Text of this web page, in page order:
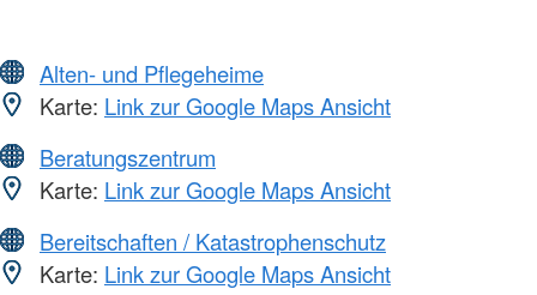
Alten- und Pflegeheime
Karte: Link zur Google Maps Ansicht
Beratungszentrum
Karte: Link zur Google Maps Ansicht
Bereitschaften / Katastrophenschutz
Karte: Link zur Google Maps Ansicht